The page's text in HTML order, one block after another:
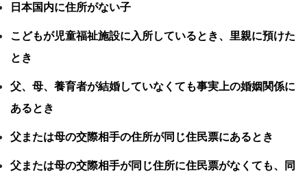
日本国内に住所がない子
こどもが児童福祉施設に入所しているとき、里親に預けた
とき
父、母、養育者が結婚していなくても事実上の婚姻関係に
あるとき
父または母の交際相手の住所が同じ住民票にあるとき
父または母の交際相手が同じ住所に住民票がなくても、同